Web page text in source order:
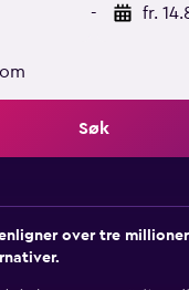
- fr.
Søk
over tre